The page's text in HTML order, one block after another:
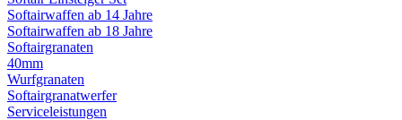
Softairwaffen ab 14 Jahre
Softairwaffen ab 18 Jahre
Softairgranaten
40mm
Wurfgranaten
Softairgranatwerfer
Serviceleistungen